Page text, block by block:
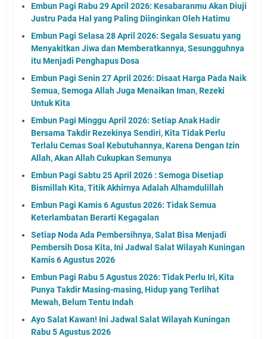
Embun Pagi Rabu 29 April 2026: Kesabaranmu Akan Diuji
Justru Pada Hal yang Paling Diinginkan Oleh Hatimu
Embun Pagi Selasa 28 April 2026: Segala Sesuatu yang
Menyakitkan Jiwa dan Memberatkannya, Sesungguhnya
itu Menjadi Penghapus Dosa
Embun Pagi Senin 27 April 2026: Disaat Harga Pada Naik
Semua, Semoga Allah Juga Menaikan Iman, Rezeki
Untuk Kita
Embun Pagi Minggu April 2026: Setiap Anak Hadir
Bersama Takdir Rezekinya Sendiri, Kita Tidak Perlu
Terlalu Cemas Soal Kebutuhannya, Karena Dengan Izin
Allah, Akan Allah Cukupkan Semunya
Embun Pagi Sabtu 25 April 2026 : Semoga Disetiap
Bismillah Kita, Titik Akhirnya Adalah Alhamdulillah
Embun Pagi Kamis 6 Agustus 2026: Tidak Semua
Keterlambatan Berarti Kegagalan
Setiap Noda Ada Pembersihnya, Salat Bisa Menjadi
Pembersih Dosa Kita, Ini Jadwal Salat Wilayah Kuningan
Kamis 6 Agustus 2026
Embun Pagi Rabu 5 Agustus 2026: Tidak Perlu Iri, Kita
Punya Takdir Masing-masing, Hidup yang Terlihat
Mewah, Belum Tentu Indah
Ayo Salat Kawan! Ini Jadwal Salat Wilayah Kuningan
Rabu 5 Agustus 2026